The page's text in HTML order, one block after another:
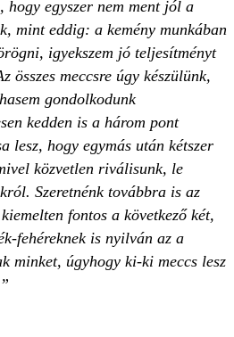
hogy egyszer nem ment jól a
mint eddig: a kemény munkában
igyekszem jó teljesítményt
összes meccsre úgy készülünk,
gondolkodunk
kedden is a három pont
lesz, hogy egymás után kétszer
közvetlen riválisunk, le
Szeretnénk továbbra is az
fontos a következő két,
fehéreknek is nyilván az a
minket, úgyhogy ki-ki meccs lesz